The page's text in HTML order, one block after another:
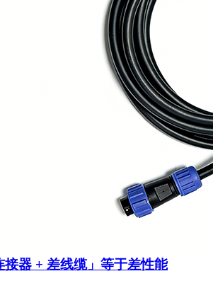
接器 + 差线缆」等于差性能